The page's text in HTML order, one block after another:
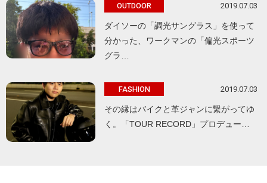
OUTDOOR 2019.07.03
ダイソーの「調光サングラス」を使って
分かった、ワークマンの「偏光スポーツ
グラ…
FASHION 2019.07.03
その縁はバイクと革ジャンに繋がってゆ
く。「TOUR RECORD」プロデュー…